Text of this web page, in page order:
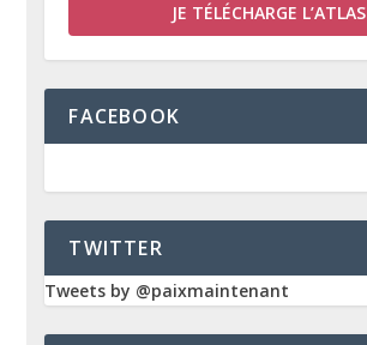
JE TÉLÉCHARGE L’ATLAS
FACEBOOK
TWITTER
Tweets by @paixmaintenant